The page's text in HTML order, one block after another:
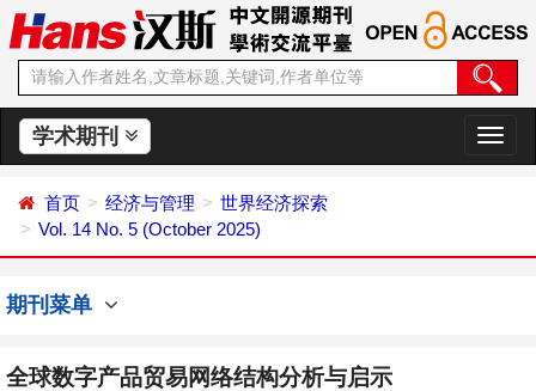
学术期刊
切
换
首页 经济与管理
世界经济探索
Vol. 14 No. 5 (October 2025)
期刊菜单
全球数字产品贸易网络结构分析与启示